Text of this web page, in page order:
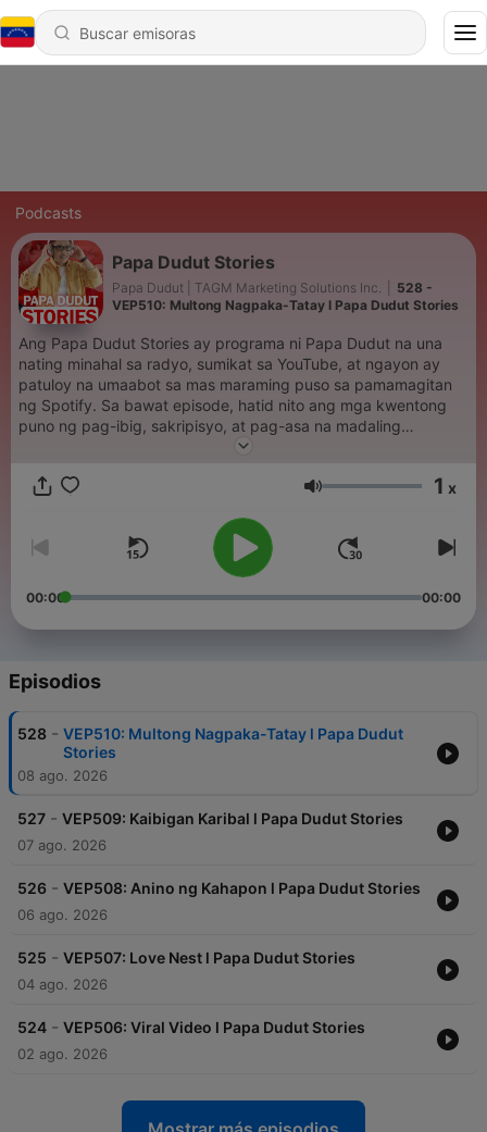
Podcasts
Papa Dudut Stories
Papa Dudut | TAGM Marketing Solutions Inc.
528 -
VEP510: Multong Nagpaka-Tatay l Papa Dudut Stories
Ang Papa Dudut Stories ay programa ni Papa Dudut na una
nating minahal sa radyo, sumikat sa YouTube, at ngayon ay
patuloy na umaabot sa mas maraming puso sa pamamagitan
ng Spotify. Sa bawat episode, hatid nito ang mga kwentong
puno ng pag-ibig, sakripisyo, at pag-asa na madaling
makarelate ang kahit sino. Mga simpleng kwento, pero malalim
magpapaluha, at magpapaalala na kahit gaano kahirap ang
brand partnerships, advertisements, or other collaboration
opportunities with our podcast, please contact at
jairuzricafrente@gmail.com and TAGM Marketing Solutions Inc.
Volumen 1 x
00:00 00:00
Episodios
528 - VEP510: Multong Nagpaka-Tatay l Papa Dudut
Stories
08 ago. 2026
527 - VEP509: Kaibigan Karibal l Papa Dudut Stories
07 ago. 2026
526 - VEP508: Anino ng Kahapon l Papa Dudut Stories
06 ago. 2026
525 - VEP507: Love Nest l Papa Dudut Stories
04 ago. 2026
524 - VEP506: Viral Video l Papa Dudut Stories
02 ago. 2026